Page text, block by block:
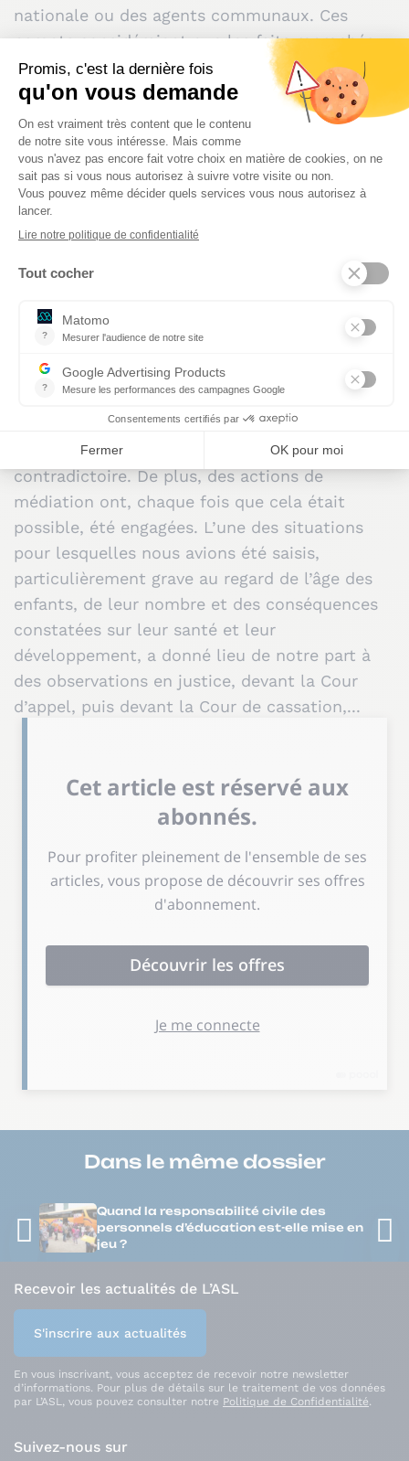
nationale ou des agents communaux. Ces
parents considéraient que les faits reprochés
n’avaient pas fait l’objet des mesures
appropriées de la part des autorités publiques.
Les enfants concernés se trouvaient être des
tout-petits, scolarisés en maternelle, et les
violences dénoncées allaient des humiliations
sous diverses formes, aux coups ou à
l’instauration de mécanismes de sanctions
disproportionnés et non respectueux de la
dignité et de l’intégrité physique et morale des
engager la responsabilité pénale des auteurs
saisines, dans le cadre des compétences et
pouvoirs qui nous étaient dévolus par la Loi
organique créant le Défenseur des droits, en
particulier par application du principe du
contradictoire. De plus, des actions de
médiation ont, chaque fois que cela était
possible, été engagées. L’une des situations
pour lesquelles nous avions été saisis,
particulièrement grave au regard de l’âge des
enfants, de leur nombre et des conséquences
constatées sur leur santé et leur
développement, a donné lieu de notre part à
des observations en justice, devant la Cour
d’appel, puis devant la Cour de cassation,...
Dans le même dossier
Quand la responsabilité civile des
personnels d’éducation est-elle mise en
jeu ?
Recevoir les actualités de L’ASL
S'inscrire aux actualités
En vous inscrivant, vous acceptez de recevoir notre newsletter
d’informations. Pour plus de détails sur le traitement de vos données
par L’ASL, vous pouvez consulter notre Politique de Confidentialité.
Suivez-nous sur